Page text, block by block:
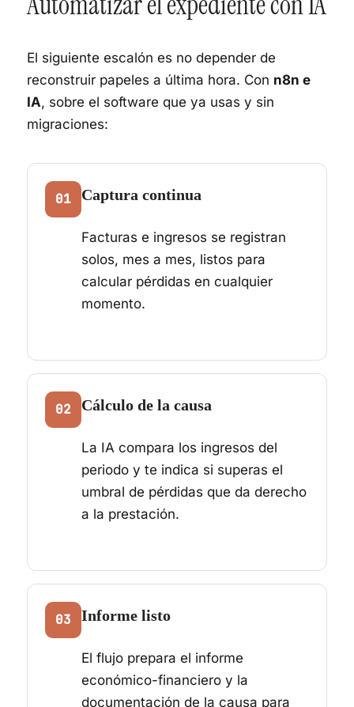
El siguiente escalón es no depender de
reconstruir papeles a última hora. Con n8n e
IA, sobre el software que ya usas y sin
migraciones:
01 Captura continua
Facturas e ingresos se registran
solos, mes a mes, listos para
calcular pérdidas en cualquier
momento.
02 Cálculo de la causa
La IA compara los ingresos del
periodo y te indica si superas el
umbral de pérdidas que da derecho
a la prestación.
03 Informe listo
El flujo prepara el informe
económico-financiero y la
documentación de la causa para